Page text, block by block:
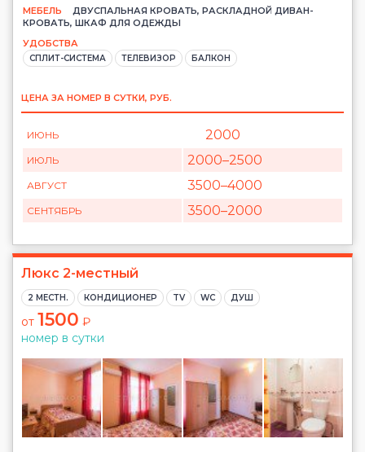
МЕБЕЛЬ
ДВУСПАЛЬНАЯ КРОВАТЬ, РАСКЛАДНОЙ ДИВАН-
КРОВАТЬ, ШКАФ ДЛЯ ОДЕЖДЫ
УДОБСТВА
СПЛИТ-СИСТЕМА ТЕЛЕВИЗОР БАЛКОН
ЦЕНА ЗА НОМЕР В СУТКИ, РУБ.
ИЮНЬ 2000
ИЮЛЬ 2000–2500
АВГУСТ 3500–4000
СЕНТЯБРЬ 3500–2000
Люкс 2-местный
2 МЕСТН. КОНДИЦИОНЕР TV WC ДУШ
от 1500 ₽
номер в сутки